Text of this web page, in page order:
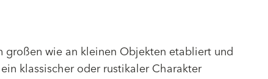
großen wie an kleinen Objekten etabliert und
klassischer oder rustikaler Charakter